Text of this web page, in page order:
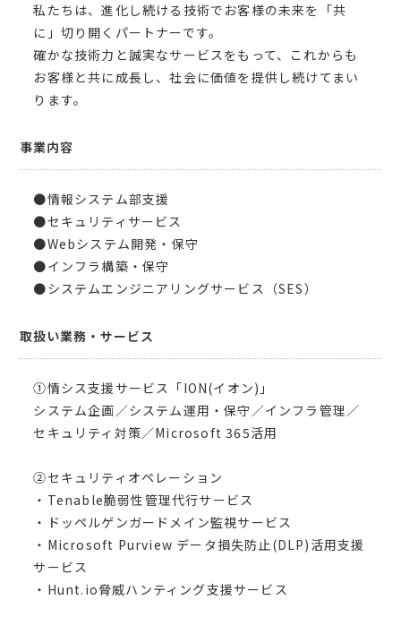
私たちは、進化し続ける技術でお客様の未来を「共
に」切り開くパートナーです。
確かな技術力と誠実なサービスをもって、これからも
お客様と共に成長し、社会に価値を提供し続けてまい
ります。
事業内容
●情報システム部支援
●セキュリティサービス
●Webシステム開発・保守
●インフラ構築・保守
●システムエンジニアリングサービス（SES）
取扱い業務・サービス
①情シス支援サービス「ION(イオン)」
システム企画／システム運用・保守／インフラ管理／
セキュリティ対策／Microsoft 365活用
②セキュリティオペレーション
・Tenable脆弱性管理代行サービス
・ドッペルゲンガードメイン監視サービス
・Microsoft Purview データ損失防止(DLP)活用支援
サービス
・Hunt.io脅威ハンティング支援サービス